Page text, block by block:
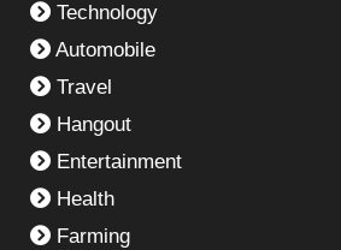
Technology
Automobile
Travel
Hangout
Entertainment
Health
Farming